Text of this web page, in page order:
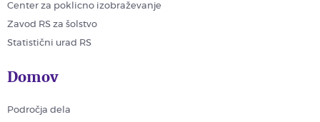
Center za poklicno izobraževanje
Zavod RS za šolstvo
Statistični urad RS
Domov
Področja dela